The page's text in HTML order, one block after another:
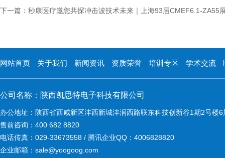
下一篇：秒康医疗邀您共探冲击波技术未来｜上海93届CMEF6.1-ZA55
网站首页 关于我们 新闻资讯 资质荣誉 培训专区 学术交流
公司名称：陕西凯思特电子科技有限公司
办公地址：陕西省西咸新区沣西新城沣润西路联东科技创新谷1期2号楼6
售前咨询：400 682 8820
电话传真：029-33673558 / 腾讯企业QQ：4006828820
企业邮箱：sale@yoogoog.com